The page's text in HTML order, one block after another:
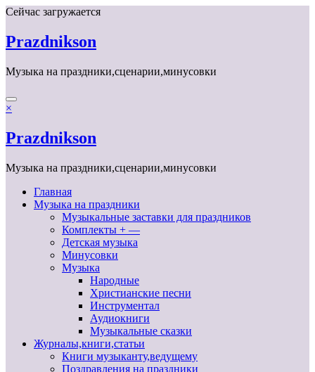
Перейти
содержимому
Сейчас загружается
Prazdnikson
Музыка на праздники,сценарии,минусовки
×
Prazdnikson
Музыка на праздники,сценарии,минусовки
Главная
Музыка на праздники
Музыкальные заставки для праздников
Комплекты + —
Детская музыка
Минусовки
Музыка
Народные
Христианские песни
Инструментал
Аудиокниги
Музыкальные сказки
Журналы,книги,статьи
Книги музыканту,ведущему
Поздравления на праздники